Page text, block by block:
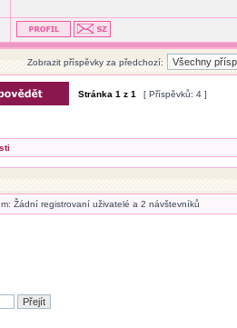
Zobrazit příspěvky za předchozí:
Stránka1 z1 [ Příspěvků: 4 ]
Žádní registrovaní uživatelé a 2 návštevníků